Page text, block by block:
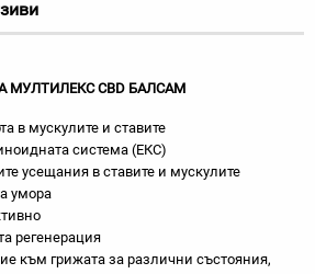
МУЛТИЛЕКС CBD БАЛСАМ
в мускулите и ставите
система (ЕКС)
усещания в ставите и мускулите
умора
регенерация
към грижата за различни състояния,